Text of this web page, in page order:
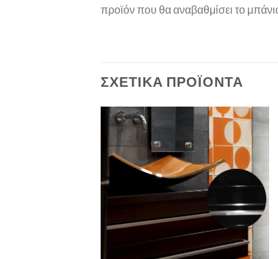
προϊόν που θα αναβαθμίσει το
ΣΧΕΤΙΚΆ ΠΡΟΪΌΝΤΑ
Πρόσθήκη
στην λίστα
επιθυμιών